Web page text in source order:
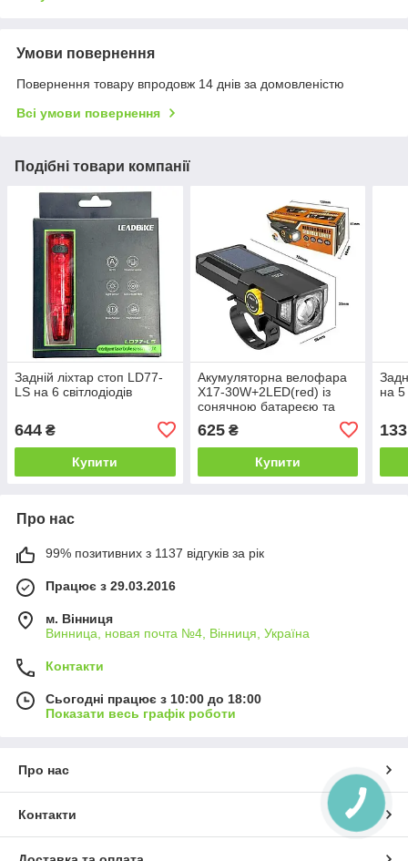
Умови повернення
Повернення товару впродовж 14 днів за домовленістю
Всі умови повернення
Подібні товари компанії
Задній ліхтар стоп LD77-
LS на 6 світлодіодів
644 ₴
Купити
Акумуляторна велофара
X17-30W+2LED(red) із
сонячною батареєю та
зумом (Type-C, IP65, Li-
Ion, індикатор заряду)
625₴
Купити
на 5
133
Про нас
99% позитивних з 1137 відгуків за рік
Працює з 29.03.2016
м. Вінниця
Винница, новая почта №4, Вінниця, Україна
Контакти
Сьогодні працює з 10:00 до 18:00
Показати весь графік роботи
Про нас
Контакти